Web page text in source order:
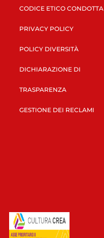
CODICE ETICO CONDOTTA
PRIVACY POLICY
POLICY DIVERSITÀ
DICHIARAZIONE DI
TRASPARENZA
GESTIONE DEI RECLAMI